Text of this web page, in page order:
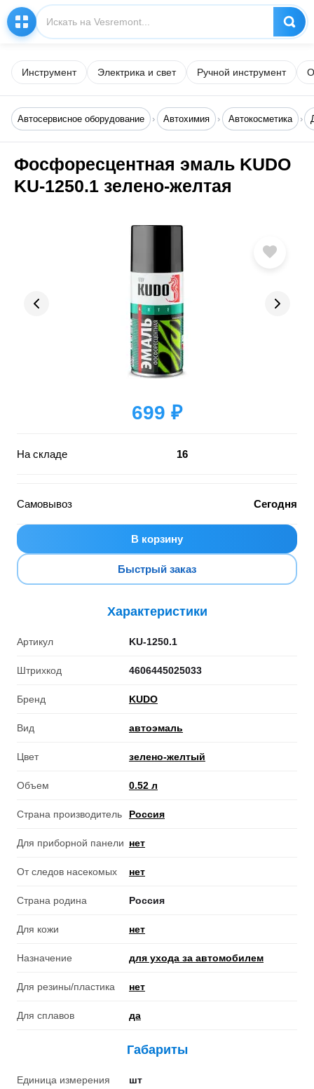
Инструмент Электрика и свет Ручной инструмент
Автосервисное оборудование Автохимия Автокосметика
Фосфоресцентная эмаль KUDO
KU-1250.1 зелено-желтая
699 ₽
На складе 16
Самовывоз Сегодня
В корзину
Быстрый заказ
Характеристики
Артикул KU-1250.1
Штрихкод 4606445025033
Бренд KUDO
Вид автоэмаль
Цвет зелено-желтый
Объем 0.52 л
Страна производитель Россия
Для приборной панели нет
От следов насекомых нет
Страна родина Россия
Для кожи нет
Назначение для ухода за автомобилем
Для резины/пластика нет
Для сплавов да
Габариты
Единица измерения шт